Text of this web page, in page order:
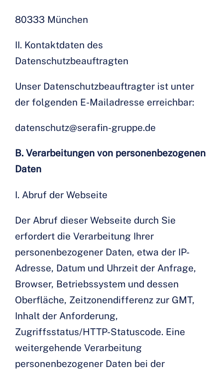
80333 München
II. Kontaktdaten des
Datenschutzbeauftragten
Unser Datenschutzbeauftragter ist unter
der folgenden E-Mailadresse erreichbar:
datenschutz@serafin-gruppe.de
B. Verarbeitungen von personenbezogenen
Daten
I. Abruf der Webseite
Der Abruf dieser Webseite durch Sie
erfordert die Verarbeitung Ihrer
personenbezogener Daten, etwa der IP-
Adresse, Datum und Uhrzeit der Anfrage,
Browser, Betriebssystem und dessen
Oberfläche, Zeitzonendifferenz zur GMT,
Inhalt der Anforderung,
Zugriffsstatus/HTTP-Statuscode. Eine
weitergehende Verarbeitung
personenbezogener Daten bei der